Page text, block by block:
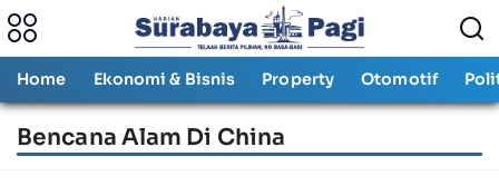
Home Ekonomi & Bisnis Property Otomotif
Bencana Alam Di China